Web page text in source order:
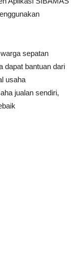
sepatan
dapat bantuan dari
usaha
jualan sendiri,